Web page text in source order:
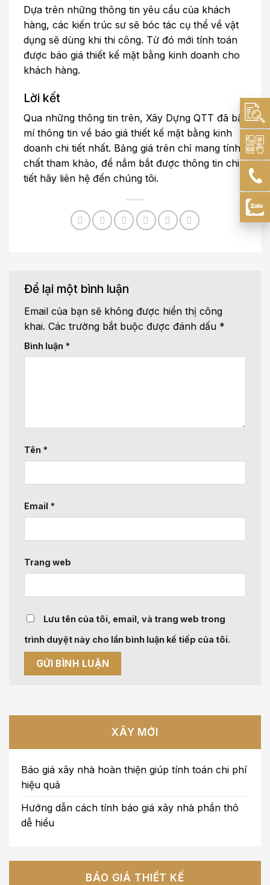
Dựa trên những thông tin yêu cầu của khách
hàng, các kiến trúc sư sẽ bóc tác cụ thể về vật
dụng sẽ dùng khi thi công. Từ đó mới tính toán
được báo giá thiết kế mặt bằng kinh doanh cho
khách hàng.
Lời kết
Qua những thông tin trên, Xây Dựng QTT đã bật
mí thông tin về báo giá thiết kế mặt bằng kinh
doanh chi tiết nhất. Bảng giá trên chỉ mang tính
chất tham khảo, để nắm bắt được thông tin chi
tiết hãy liên hệ đến chúng tôi.
Để lại một bình luận
Email của bạn sẽ không được hiển thị công
khai. Các trường bắt buộc được đánh dấu *
Bình luận *
Tên *
Email *
Trang web
Lưu tên của tôi, email, và trang web trong
trình duyệt này cho lần bình luận kế tiếp của tôi.
XÂY MỚI
Báo giá xây nhà hoàn thiện giúp tính toán chi phí
hiệu quả
Hướng dẫn cách tính báo giá xây nhà phần thô
dễ hiểu
BÁO GIÁ THIẾT KẾ